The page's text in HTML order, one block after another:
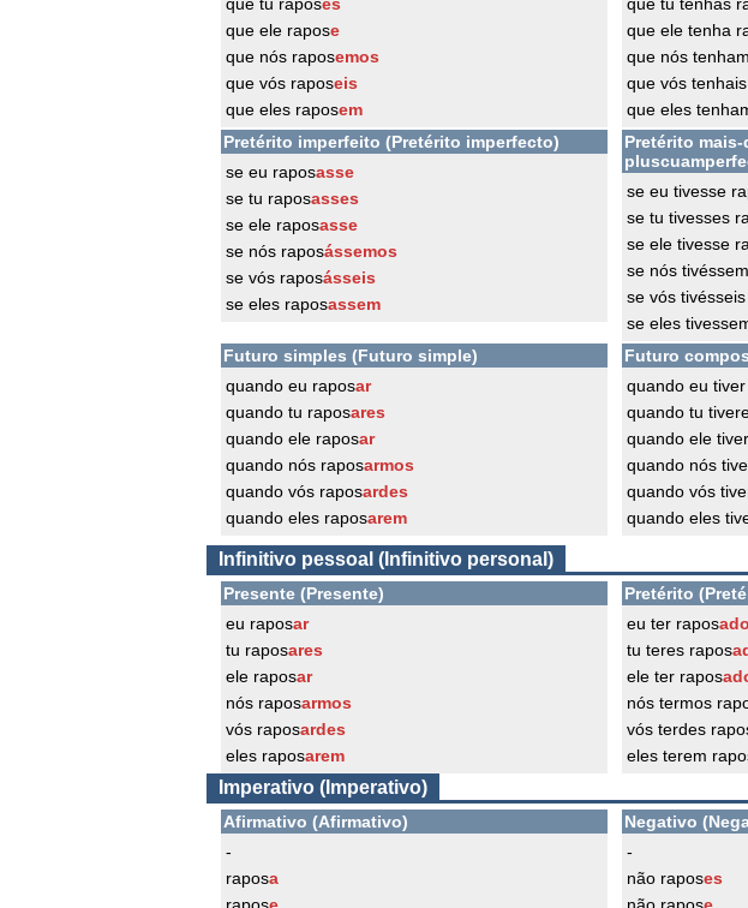
que ele rapose
que nós raposemos
que vós raposeis
que eles raposem
que ele tenha
que nós
que vós
que eles
Pretérito imperfeito (Pretérito imperfecto)
se eu raposasse
se tu raposasses
se ele raposasse
se nós raposássemos
se vós raposásseis
se eles raposassem
Pretérito
se eu tivesse
se tu tivesses
se ele tivesse
se nós
se vós
se eles
Futuro simples (Futuro simple)
quando eu raposar
quando tu raposares
quando ele raposar
quando nós raposarmos
quando vós raposardes
quando eles raposarem
Futuro
quando eu
quando tu
quando ele
quando nós
quando vós
quando eles
Infinitivo pessoal (Infinitivo personal)
Presente (Presente)
eu raposar
tu raposares
ele raposar
nós raposarmos
vós raposardes
eles raposarem
Pretérito
eu ter raposado
tu teres rapos
ele ter rapos
nós termos
vós terdes
eles terem
Imperativo (Imperativo)
Afirmativo (Afirmativo)
-
raposa
Negativo
-
não raposes